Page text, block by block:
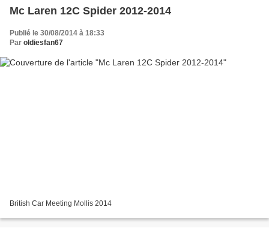
Mc Laren 12C Spider 2012-2014
Publié le 30/08/2014 à 18:33
Par oldiesfan67
British Car Meeting Mollis 2014